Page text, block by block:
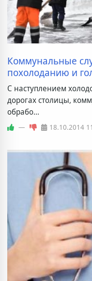
Коммунальные
похолоданию и
С наступлением
дорогах столицы,
обрабо...
— 18.10.2014